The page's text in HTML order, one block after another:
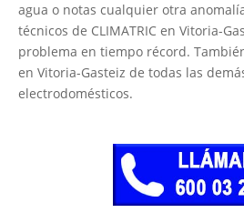
agua o notas cualquier otra
técnicos de CLIMATRIC en Vitoria-
problema en tiempo récord.
en Vitoria-Gasteiz de todas las
electrodomésticos.